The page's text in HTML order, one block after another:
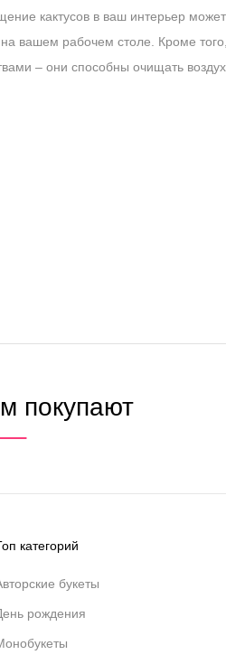
кактусов в ваш интерьер
вашем рабочем столе. Кроме
– они способны очищать
покупают
категорий
букеты
рождения